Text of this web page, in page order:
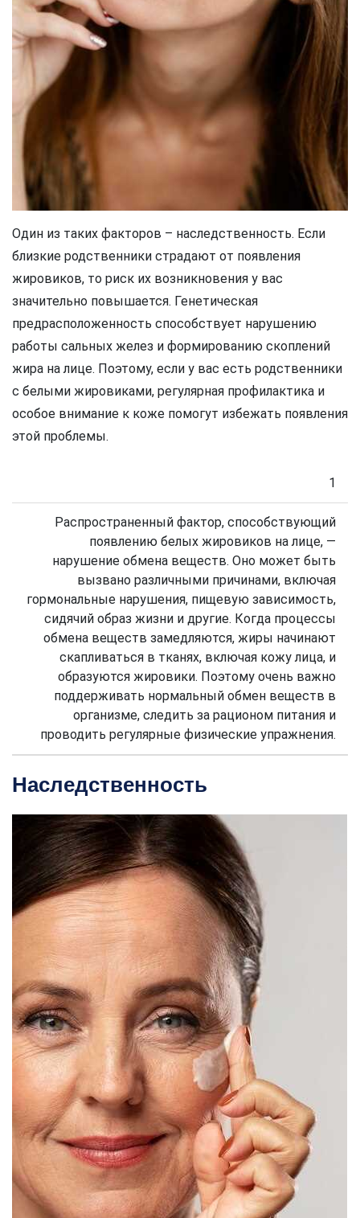
Один из таких факторов – наследственность. Если
близкие родственники страдают от появления
жировиков, то риск их возникновения у вас
значительно повышается. Генетическая
предрасположенность способствует нарушению
работы сальных желез и формированию скоплений
жира на лице. Поэтому, если у вас есть родственники
с белыми жировиками, регулярная профилактика и
особое внимание к коже помогут избежать появления
этой проблемы.
1
Распространенный фактор, способствующий
появлению белых жировиков на лице, —
нарушение обмена веществ. Оно может быть
вызвано различными причинами, включая
гормональные нарушения, пищевую зависимость,
сидячий образ жизни и другие. Когда процессы
обмена веществ замедляются, жиры начинают
скапливаться в тканях, включая кожу лица, и
образуются жировики. Поэтому очень важно
поддерживать нормальный обмен веществ в
организме, следить за рационом питания и
проводить регулярные физические упражнения.
Наследственность